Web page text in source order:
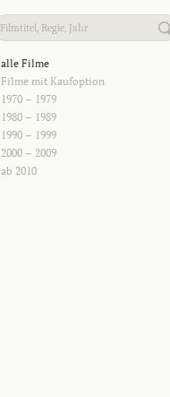
alle Filme
Filme mit Kaufoption
1970 – 1979
1980 – 1989
1990 – 1999
2000 – 2009
ab 2010